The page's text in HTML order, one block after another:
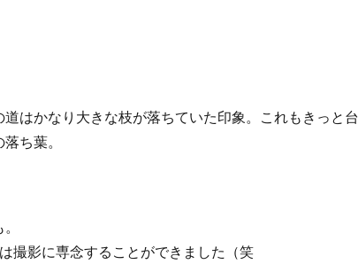
はかなり大きな枝が落ちていた印象。これもきっと台
ち葉。
撮影に専念することができました（笑